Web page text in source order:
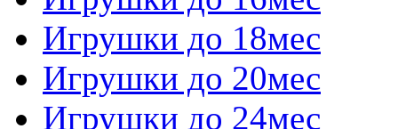
Игрушки до 18мес
Игрушки до 20мес
Игрушки до 24мес